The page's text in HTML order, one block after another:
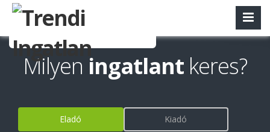
Milyen ingatlant keres?
Eladó
Kiadó